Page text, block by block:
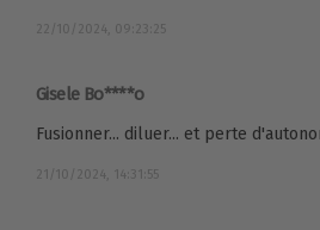
22/10/2024, 09:23:25
Gisele Bo****o
Fusionner... diluer... et perte
21/10/2024, 14:31:55